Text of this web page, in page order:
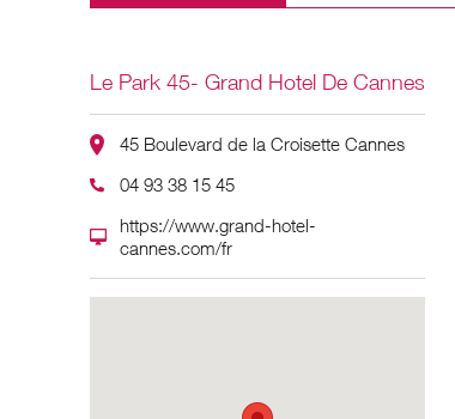
Le Park 45- Grand Hotel De Cannes
45 Boulevard de la Croisette Cannes
04 93 38 15 45
https://www.grand-hotel-
cannes.com/fr